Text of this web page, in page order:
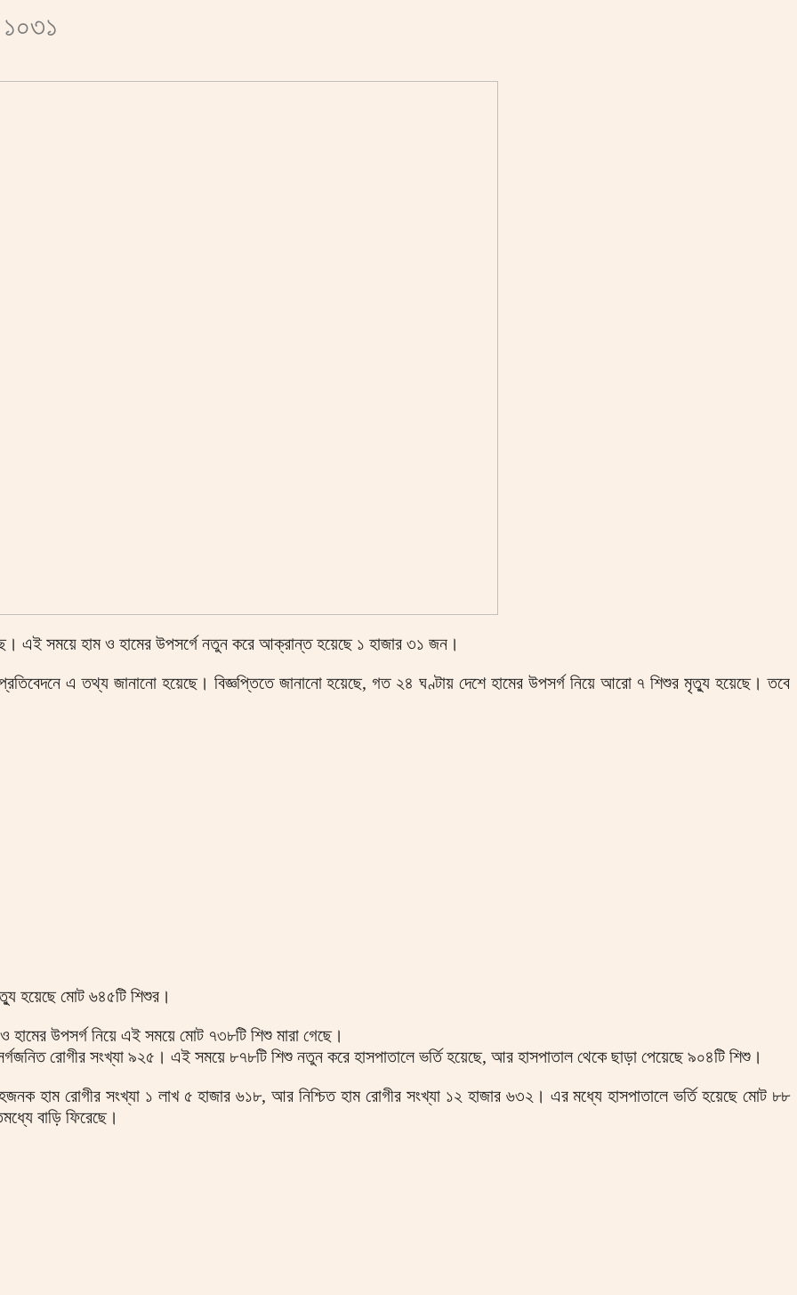
১০৩১
এই সময়ে হাম ও হামের উপসর্গে নতুন করে আক্রান্ত হয়েছে ১ হাজার ৩১ জন।
প্রতিবেদনে এ তথ্য জানানো হয়েছে। বিজ্ঞপ্তিতে জানানো হয়েছে, গত ২৪ ঘণ্টায় দেশে হামের উপসর্গ নিয়ে আরো ৭ শিশুর মৃত্যু হয়েছে। তবে
হয়েছে মোট ৬৪৫টি শিশুর।
উপসর্গ নিয়ে এই সময়ে মোট ৭৩৮টি শিশু মারা গেছে।
রোগীর সংখ্যা ৯২৫। এই সময়ে ৮৭৮টি শিশু নতুন করে হাসপাতালে ভর্তি হয়েছে, আর হাসপাতাল থেকে ছাড়া পেয়েছে ৯০৪টি শিশু।
হাম রোগীর সংখ্যা ১ লাখ ৫ হাজার ৬১৮, আর নিশ্চিত হাম রোগীর সংখ্যা ১২ হাজার ৬৩২। এর মধ্যে হাসপাতালে ভর্তি হয়েছে মোট ৮৮
বাড়ি ফিরেছে।